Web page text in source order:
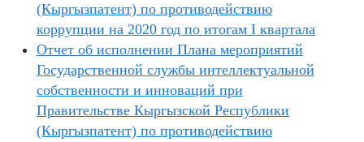
(Кыргызпатент) по противодействию
коррупции на 2020 год по итогам I квартала
Отчет об исполнении Плана мероприятий
Государственной службы интеллектуальной
собственности и инноваций при
Правительстве Кыргызской Республики
(Кыргызпатент) по противодействию